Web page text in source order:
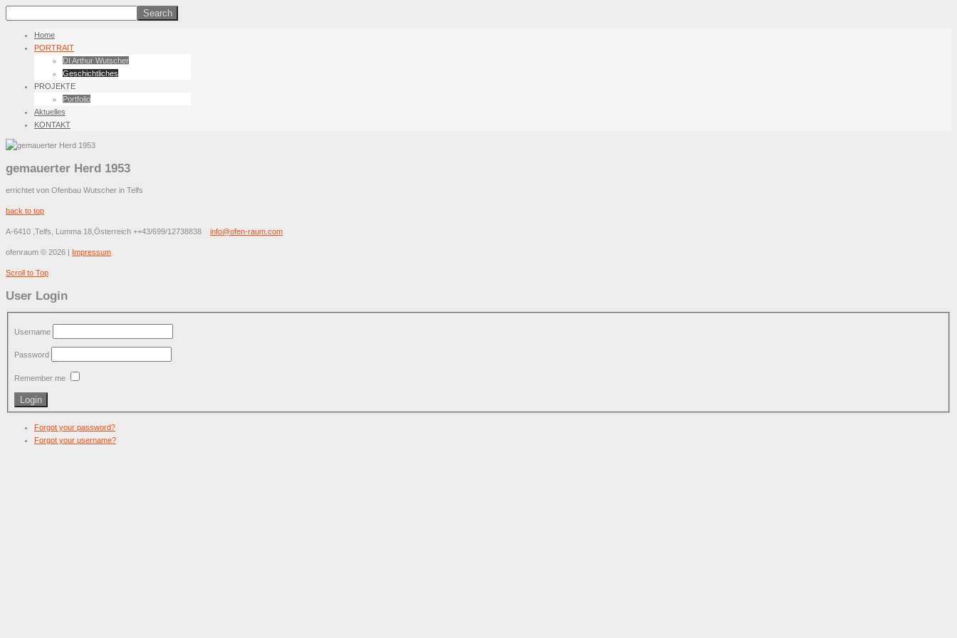
Home
PORTRAIT
DI Arthur Wutscher
Geschichtliches
PROJEKTE
Portfolio
Aktuelles
KONTAKT
gemauerter Herd 1953
errichtet von Ofenbau Wutscher in Telfs
back to top
A-6410 ,Telfs, Lumma 18,Österreich ++43/699/12738838 info@ofen-raum.com
ofenraum © 2026 Impressum
Scroll to Top
User Login
Username
Password
Remember me
Forgot your password?
Forgot your username?